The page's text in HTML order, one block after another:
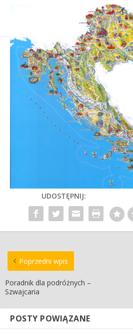
UDOSTĘPNIJ:
Poprzedni wpis
Poradnik dla podróżnych –
Szwajcaria
POSTY POWIĄZANE